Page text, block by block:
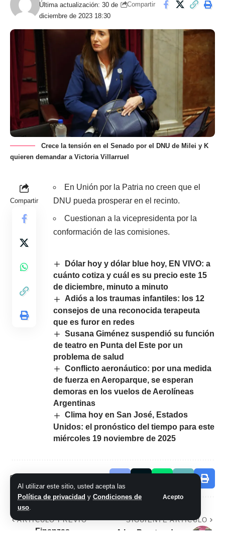
Al utilizar este sitio, usted acepta las
Política de privacidad y Condiciones de
uso.
Acepto
Última actualización: 30 de
diciembre de 2023 18:30
Compartir
Crece la tensión en el Senado por el DNU de Milei y K
quieren demandar a Victoria Villarruel
Compartir
En Unión por la Patria no creen que el
DNU pueda prosperar en el recinto.
Cuestionan a la vicepresidenta por la
conformación de las comisiones.
Dólar hoy y dólar blue hoy, EN VIVO: a
cuánto cotiza y cuál es su precio este 15
de diciembre, minuto a minuto
Adiós a los traumas infantiles: los 12
consejos de una reconocida terapeuta
que es furor en redes
Susana Giménez suspendió su función
de teatro en Punta del Este por un
problema de salud
Conflicto aeronáutico: por una medida
de fuerza en Aeroparque, se esperan
demoras en los vuelos de Aerolíneas
Argentinas
Clima hoy en San José, Estados
Unidos: el pronóstico del tiempo para este
miércoles 19 noviembre de 2025
ARTÍCULO PREVIO
Finanzas
SIGUIENTE ARTÍCULO
A las Puertas de un